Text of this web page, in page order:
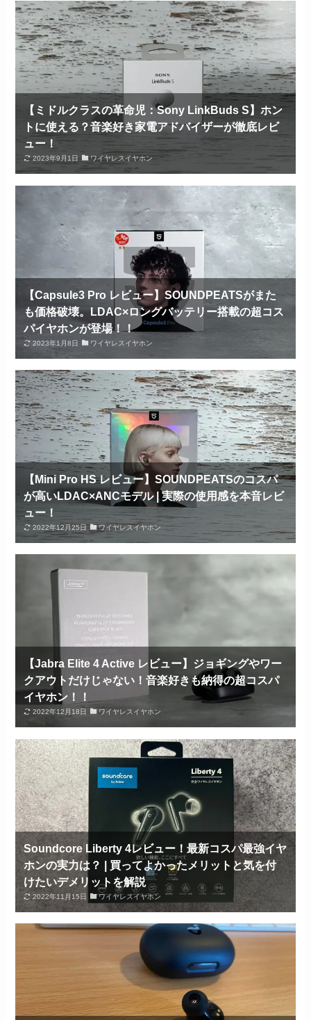
【ミドルクラスの革命児：Sony LinkBuds S】ホン
トに使える？音楽好き家電アドバイザーが徹底レビ
ュー！
2023年9月1日 ワイヤレスイヤホン
【Capsule3 Pro レビュー】SOUNDPEATSがまた
も価格破壊。LDAC×ロングバッテリー搭載の超コス
パイヤホンが登場！！
2023年1月8日 ワイヤレスイヤホン
【Mini Pro HS レビュー】SOUNDPEATSのコスパ
が高いLDAC×ANCモデル | 実際の使用感を本音レビ
ュー！
2022年12月25日 ワイヤレスイヤホン
【Jabra Elite 4 Active レビュー】ジョギングやワー
クアウトだけじゃない！音楽好きも納得の超コスパ
イヤホン！！
2022年12月18日 ワイヤレスイヤホン
Soundcore Liberty 4レビュー！最新コスパ最強イヤ
ホンの実力は？ | 買ってよかったメリットと気を付
けたいデメリットを解説
2022年11月15日 ワイヤレスイヤホン